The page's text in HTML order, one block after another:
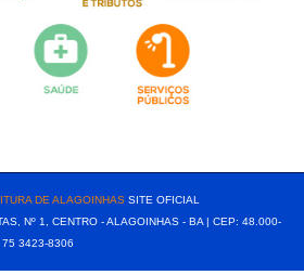
DE ALAGOINHASSITE OFICIAL
Nº 1, CENTRO - ALAGOINHAS - BA | CEP: 48.000-
75 3423-8306⠀⠀⠀⠀⠀⠀⠀⠀⠀⠀